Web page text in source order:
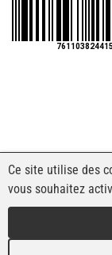
Ce site utilise des
vous souhaitez